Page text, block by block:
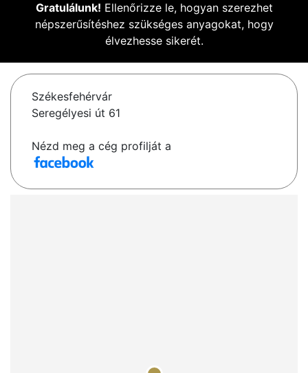
Gratulálunk! Ellenőrizze le, hogyan szerezhet
népszerűsítéshez szükséges anyagokat, hogy
élvezhesse sikerét.
Székesfehérvár
Seregélyesi út 61
Nézd meg a cég profilját a